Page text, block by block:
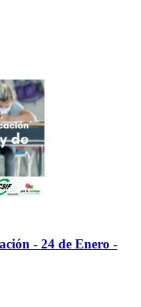
- 24 de Enero -